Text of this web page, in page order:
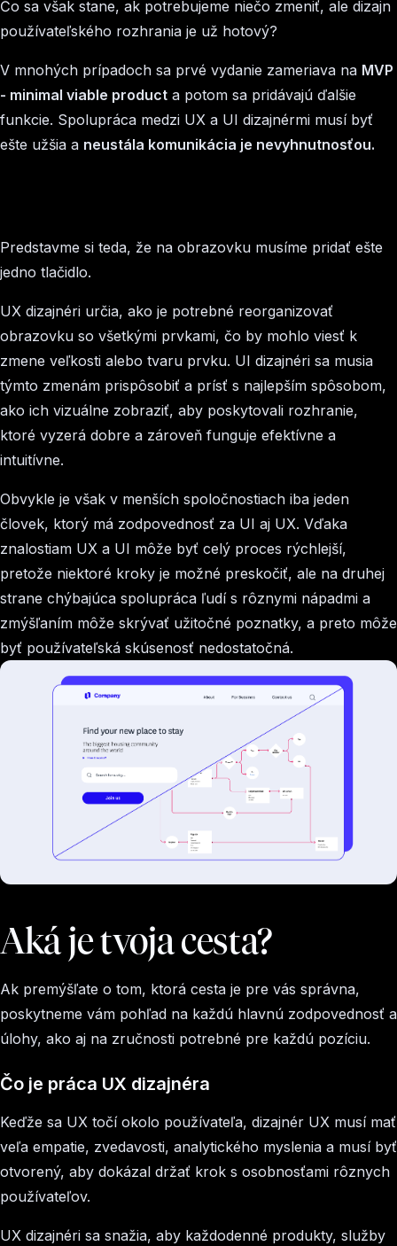
Čo sa však stane, ak potrebujeme niečo zmeniť, ale dizajn
používateľského rozhrania je už hotový?
V mnohých prípadoch sa prvé vydanie zameriava na MVP
- minimal viable product a potom sa pridávajú ďalšie
funkcie. Spolupráca medzi UX a UI dizajnérmi musí byť
ešte užšia a neustála komunikácia je nevyhnutnosťou.
Predstavme si teda, že na obrazovku musíme pridať ešte
jedno tlačidlo.
UX dizajnéri určia, ako je potrebné reorganizovať
obrazovku so všetkými prvkami, čo by mohlo viesť k
zmene veľkosti alebo tvaru prvku. UI dizajnéri sa musia
týmto zmenám prispôsobiť a prísť s najlepším spôsobom,
ako ich vizuálne zobraziť, aby poskytovali rozhranie,
ktoré vyzerá dobre a zároveň funguje efektívne a
intuitívne.
Obvykle je však v menších spoločnostiach iba jeden
človek, ktorý má zodpovednosť za UI aj UX. Vďaka
znalostiam UX a UI môže byť celý proces rýchlejší,
pretože niektoré kroky je možné preskočiť, ale na druhej
strane chýbajúca spolupráca ľudí s rôznymi nápadmi a
zmýšľaním môže skrývať užitočné poznatky, a preto môže
byť používateľská skúsenosť nedostatočná.
Aká je tvoja cesta?
Ak premýšľate o tom, ktorá cesta je pre vás správna,
poskytneme vám pohľad na každú hlavnú zodpovednosť a
úlohy, ako aj na zručnosti potrebné pre každú pozíciu.
Čo je práca UX dizajnéra
Keďže sa UX točí okolo používateľa, dizajnér UX musí mať
veľa empatie, zvedavosti, analytického myslenia a musí byť
otvorený, aby dokázal držať krok s osobnosťami rôznych
používateľov.
UX dizajnéri sa snažia, aby každodenné produkty, služby